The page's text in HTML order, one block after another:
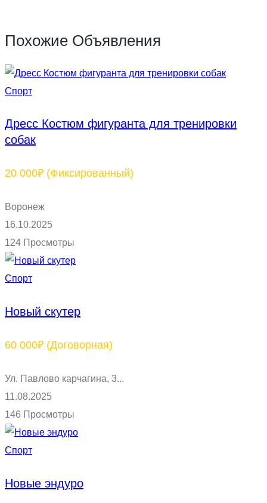
Похожие Объявления
Спорт
Дресс Костюм фигуранта для тренировки
собак
20 000₽ (Фиксированный)
Воронеж
16.10.2025
124 Просмотры
Спорт
Новый скутер
60 000₽ (Договорная)
Ул. Павлово карчагина, 3...
11.08.2025
146 Просмотры
Спорт
Новые эндуро